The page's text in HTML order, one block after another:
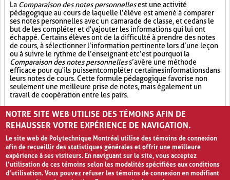
La Comparaison des notes personnellesest une activité
pédagogique au cours de laquelle l’élève est amené à comparer
ses notes personnelles avec un camarade de classe, et ce dans le
but de les compléter et d'y ajouter les informations qui lui ont
échappé. Certains élèves ont de la difficulté à prendre des notes
de cours, à sélectionner l’information pertinente lors d’une leçon
ou à suivre le rythme de l’enseignant et c’est pourquoi la
Comparaison des notes personnelless’avère une méthode
efficace pour qu'ils puissent compléter certaines informations dans
leurs notes de cours. Cette formule pédagogique favorise non
seulement une meilleure prise de notes, mais également un
travail de coopération entre les pairs.
Partage (13) Synthèse (19) Analyse critique (12)
NOTRE SITE WEB UTILISE DES TÉMOINS AFIN DE
REHAUSSER VOTRE EXPÉRIENCE DE NAVIGATION.
Le site web de Polytechnique Montréal utilise des témoins de connexion
afin de recueillir des statistiques générales et offrir une meilleure
expérience à ses visiteurs. En naviguant sur le site, vous acceptez
l’utilisation de ces témoins selon les modalités spécifiées aux conditions
d’utilisation. Vous pouvez refuser les témoins de connexion en modifiant